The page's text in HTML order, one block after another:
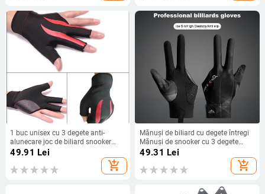
1 buc unisex cu 3 degete anti-
alunecare joc de biliard snooker
biliard cue-shooter mănușă piese
elastice din lycra pentru jucători
profesioniști amatori
49.91 Lei
add_shopping_cart
Mănuși de biliard cu degete întregi
Mănuși de snooker cu 3 degete
antiderapante pentru mâna
stângă/dreaptă Accesorii sportive
pentru biliard
49.31 Lei
add_shopping_cart